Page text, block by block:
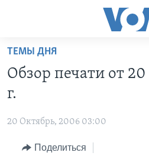
Перейти
основной
контент
навигации
ГЛАВНОЕ
ПРОГРАММЫ
НОВОСТИ ЗА МИНУТУ
ИТОГИ
УЧИМ АНГЛИЙСКИЙ
НАША АМЕРИКАНСКАЯ
ЭКСПЕРТИЗА
ИНТЕРВЬЮ
ТЕМЫ ДНЯ
Обзор печати от
г.
20 Октябрь, 2006 03:00
Поделиться